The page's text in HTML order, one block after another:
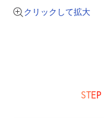
クリックして拡大
STEP